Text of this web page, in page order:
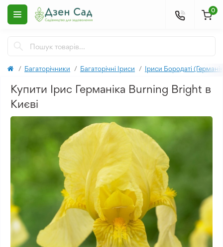
0
Багаторічники Багаторічні Іриси Іриси Бородаті
Купити Ірис Германіка Burning Bright в
Києві